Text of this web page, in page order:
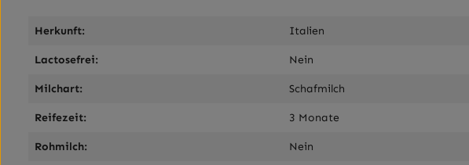
Herkunft: Italien
Lactosefrei: Nein
Milchart: Schafmilch
Reifezeit: 3 Monate
Rohmilch: Nein